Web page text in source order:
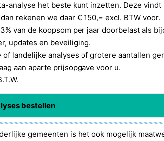
Skype
analyse het beste kunt inzetten. Deze
rekenen we daar € 150,= excl. BTW voor.
van de koopsom per jaar doorbelast als
updates en beveiliging.
of landelijke analyses of grotere aantallen
aan aparte prijsopgave voor u.
bestellen
gemeenten is het ook mogelijk